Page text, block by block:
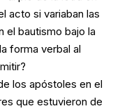
acto si variaban las
el bautismo bajo la
forma verbal al
los apóstoles en el
que estuvieron de